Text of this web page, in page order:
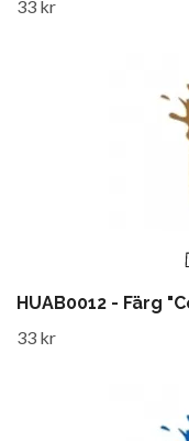
33 kr
HUAB0012 - Färg
33 kr